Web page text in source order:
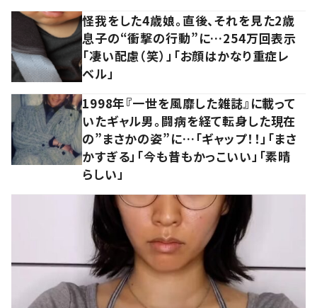
怪我をした4歳娘。直後、それを見た2歳
息子の“衝撃の行動”に…254万回表示
「凄い配慮（笑）」「お顔はかなり重症レ
ベル」
1998年『一世を風靡した雑誌』に載って
いたギャル男。闘病を経て転身した現在
の”まさかの姿”に…「ギャップ！！」「まさ
かすぎる」「今も昔もかっこいい」「素晴
らしい」